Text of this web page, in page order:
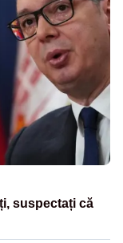
suspectați că